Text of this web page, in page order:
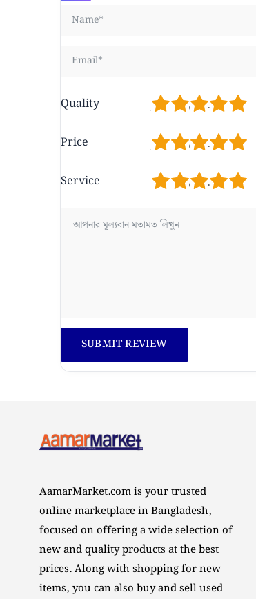
Quality 5
4
3
2
Price 5
4
3
2
Service 5
4
3
2
AamarMarket.com is your trusted
online marketplace in Bangladesh,
focused on offering a wide selection of
new and quality products at the best
prices. Along with shopping for new
items, you can also buy and sell used